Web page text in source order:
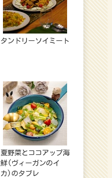
タンドリーソイミート
夏野菜とココアップ海
鮮(ヴィーガンのイ
カ)のタブレ